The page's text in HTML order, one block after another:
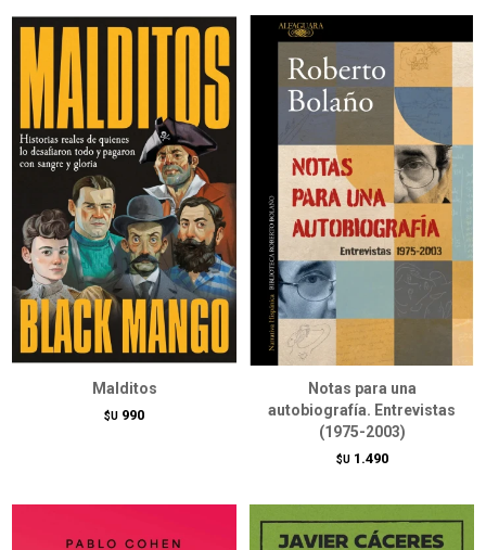
Malditos
$U 990
Notas para una
autobiografía. Entrevistas
(1975-2003)
$U 1.490